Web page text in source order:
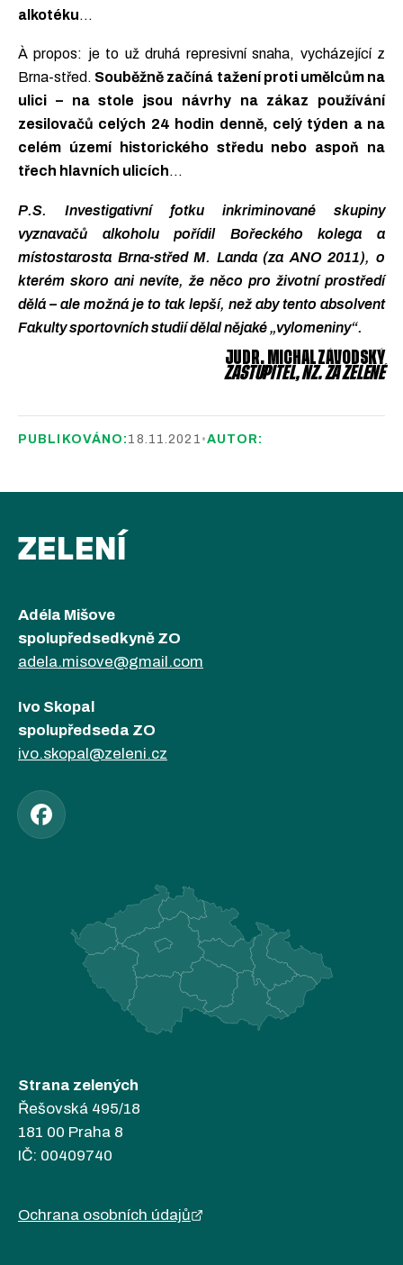
alkotéku…
À propos: je to už druhá represivní snaha, vycházející z
Brna-střed. Souběžně začíná tažení proti umělcům na
ulici – na stole jsou návrhy na zákaz používání
zesilovačů celých 24 hodin denně, celý týden a na
celém území historického středu nebo aspoň na
třech hlavních ulicích…
P.S. Investigativní fotku inkriminované skupiny
vyznavačů alkoholu pořídil Bořeckého kolega a
místostarosta Brna-střed M. Landa (za ANO 2011), o
kterém skoro ani nevíte, že něco pro životní prostředí
dělá – ale možná je to tak lepší, než aby tento absolvent
Fakulty sportovních studií dělal nějaké „vylomeniny“.
JUDR. MICHAL ZÁVODSKÝ
ZASTUPITEL, NZ. ZA ZELENÉ
PUBLIKOVÁNO: 18.11.2021 •AUTOR:
ZELENÍ
Adéla Mišove
spolupředsedkyně ZO
adela.misove@gmail.com
Ivo Skopal
spolupředseda ZO
ivo.skopal@zeleni.cz
Strana zelených
Řešovská 495/18
181 00 Praha 8
IČ: 00409740
Ochrana osobních údajů